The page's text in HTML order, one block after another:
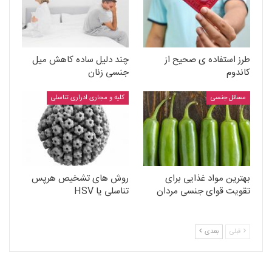
طرز استفاده ی صحیح از
کاندوم
چند دلیل ساده کاهش میل
جنسی زنان
مسائل جنسی
بهترین مواد غذایی برای
تقویت قوای جنسی مردان
کلیه و مجاری ادراری تناسلی
روش های تشخیص هرپس
تناسلی یا HSV
قبلی بعدی